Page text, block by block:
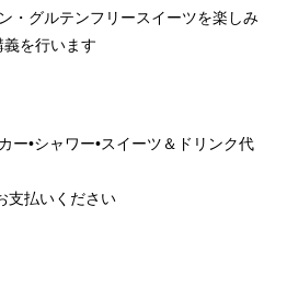
・グルテンフリースイーツを楽しみ
を行います
ー•シャワー•スイーツ＆ドリンク代
支払いください